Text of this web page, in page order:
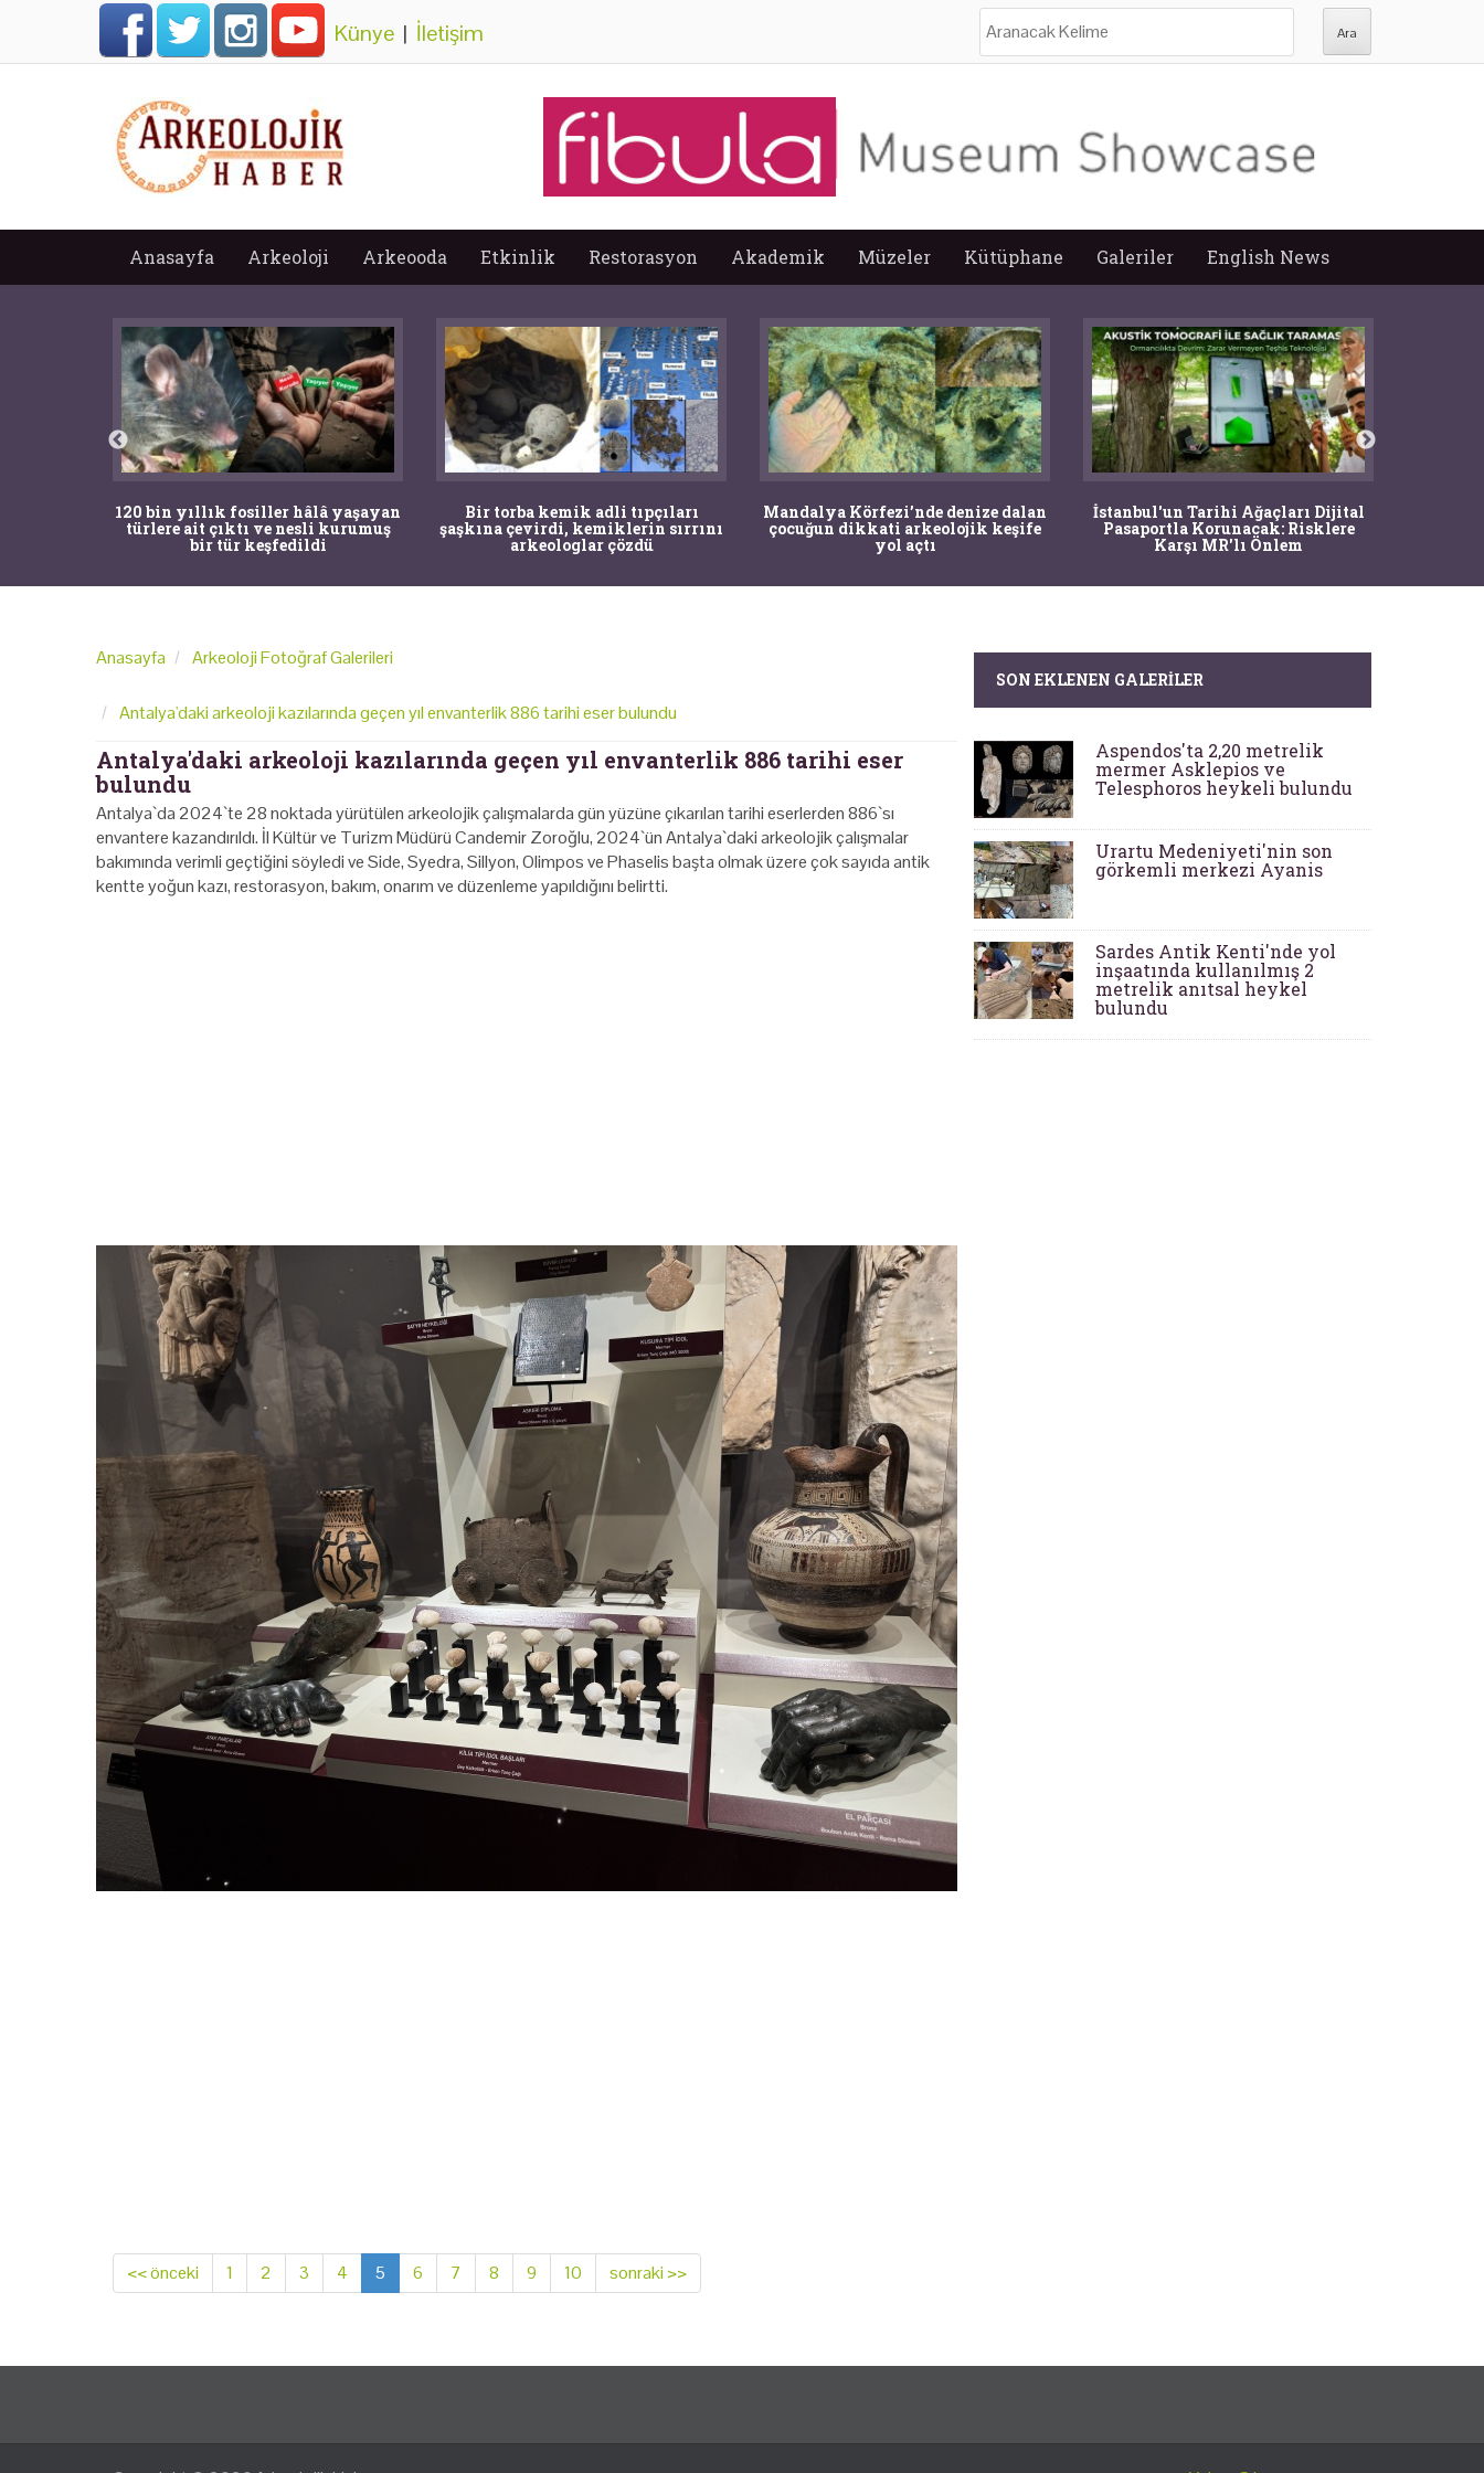
Künye | İletişim
Anasayfa Arkeoloji Arkeooda Etkinlik Restorasyon Akademik Müzeler Kütüphane Galeriler English News
120 bin yıllık fosiller hâlâ yaşayan
türlere ait çıktı ve nesli kurumuş
bir tür keşfedildi
Bir torba kemik adli tıpçıları
şaşkına çevirdi, kemiklerin sırrını
arkeologlar çözdü
Mandalya Körfezi’nde denize dalan
çocuğun dikkati arkeolojik keşife
yol açtı
İstanbul'un Tarihi Ağaçları Dijital
Pasaportla Korunacak: Risklere
Karşı MR'lı Önlem
Anasayfa Arkeoloji Fotoğraf Galerileri
Antalya'daki arkeoloji kazılarında geçen yıl envanterlik 886 tarihi eser bulundu
Antalya'daki arkeoloji kazılarında geçen yıl envanterlik 886 tarihi eser
bulundu
Antalya`da 2024`te 28 noktada yürütülen arkeolojik çalışmalarda gün yüzüne çıkarılan tarihi eserlerden 886`sı
envantere kazandırıldı. İl Kültür ve Turizm Müdürü Candemir Zoroğlu, 2024`ün Antalya`daki arkeolojik çalışmalar
bakımında verimli geçtiğini söyledi ve Side, Syedra, Sillyon, Olimpos ve Phaselis başta olmak üzere çok sayıda antik
kentte yoğun kazı, restorasyon, bakım, onarım ve düzenleme yapıldığını belirtti.
<< önceki 1 2 3 4 5 6 7 8 9 10 sonraki >>
SON EKLENEN GALERILER
Aspendos'ta 2,20 metrelik
mermer Asklepios ve
Telesphoros heykeli bulundu
Urartu Medeniyeti'nin son
görkemli merkezi Ayanis
Sardes Antik Kenti'nde yol
inşaatında kullanılmış 2
metrelik anıtsal heykel
bulundu